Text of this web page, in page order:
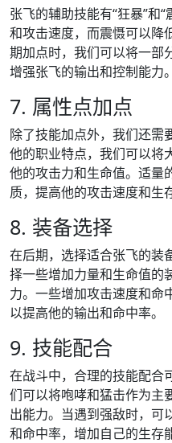
张飞的辅助技能有“狂暴”和
和攻击速度，而震慑可以降
期加点时，我们可以将一部
增强张飞的输出和控制能力。
7. 属性点加点
除了技能加点外，我们还需
他的职业特点，我们可以将
他的攻击力和生命值。适量
质，提高他的攻击速度和生
8. 装备选择
在后期，选择适合张飞的装
择一些增加力量和生命值的
力。一些增加攻击速度和命
以提高他的输出和命中率。
9. 技能配合
在战斗中，合理的技能配合
们可以将咆哮和猛击作为主
出能力。当遇到强敌时，可
和命中率，增加自己的生存